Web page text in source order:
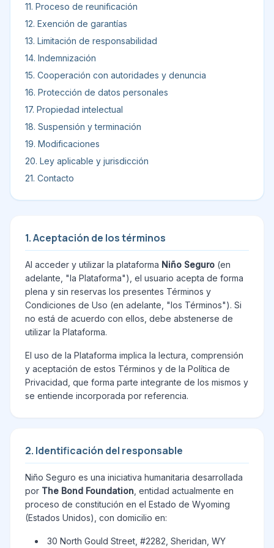
11. Proceso de reunificación
12. Exención de garantías
13. Limitación de responsabilidad
14. Indemnización
15. Cooperación con autoridades y denuncia
16. Protección de datos personales
17. Propiedad intelectual
18. Suspensión y terminación
19. Modificaciones
20. Ley aplicable y jurisdicción
21. Contacto
1. Aceptación de los términos
Al acceder y utilizar la plataforma Niño Seguro (en
adelante, "la Plataforma"), el usuario acepta de forma
plena y sin reservas los presentes Términos y
Condiciones de Uso (en adelante, "los Términos"). Si
no está de acuerdo con ellos, debe abstenerse de
utilizar la Plataforma.
El uso de la Plataforma implica la lectura, comprensión
y aceptación de estos Términos y de la Política de
Privacidad, que forma parte integrante de los mismos y
se entiende incorporada por referencia.
2. Identificación del responsable
Niño Seguro es una iniciativa humanitaria desarrollada
por The Bond Foundation , entidad actualmente en
proceso de constitución en el Estado de Wyoming
(Estados Unidos), con domicilio en:
30 North Gould Street, #2282, Sheridan, WY